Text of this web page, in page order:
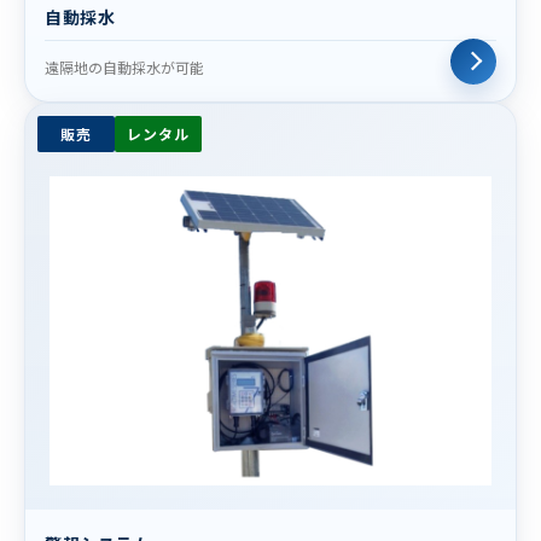
自動採水
遠隔地の自動採水が可能
販売 レンタル